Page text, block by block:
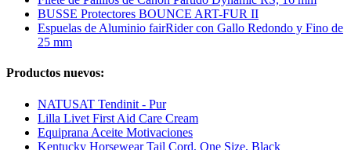
BUSSE Protectores BOUNCE ART-FUR II
Espuelas de Aluminio fairRider con Gallo Redondo y Fino de
25 mm
Productos nuevos:
NATUSAT Tendinit - Pur
Lilla Livet First Aid Care Cream
Equiprana Aceite Motivaciones
Kentucky Horsewear Tail Cord, One Size, Black